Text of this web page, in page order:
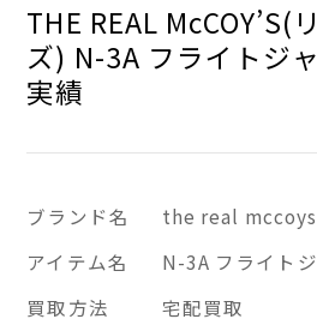
THE REAL McCOY’S(
ズ) N-3A フライトジ
実績
ブランド名
the real
アイテム名
N-3A フライト
買取方法
宅配買取